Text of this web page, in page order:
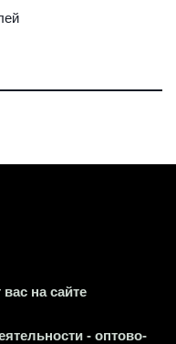
Магазин "Армада"  приветствует вас на сайте
- оптово-